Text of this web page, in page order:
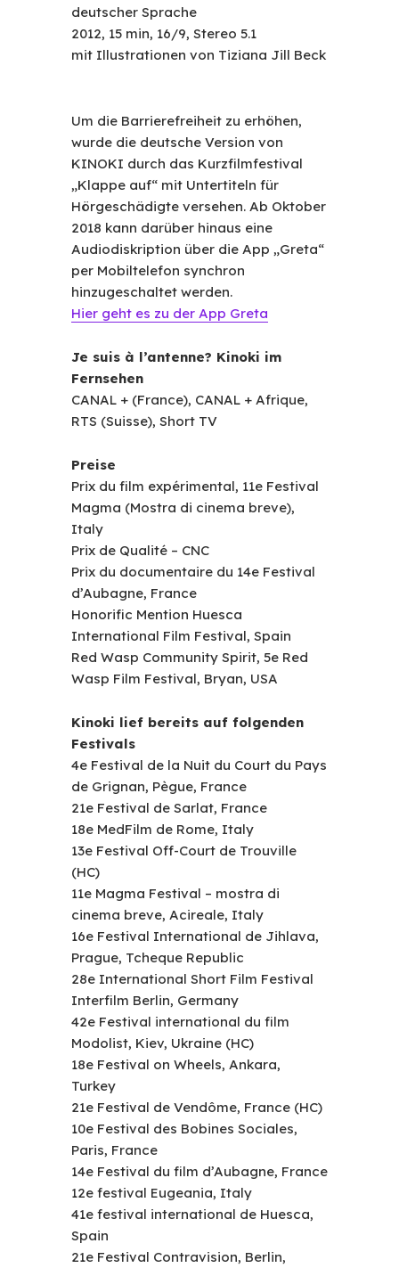
deutscher Sprache
2012, 15 min, 16/9, Stereo 5.1
mit Illustrationen von Tiziana Jill Beck
Um die Barrierefreiheit zu erhöhen,
wurde die deutsche Version von
KINOKI durch das Kurzfilmfestival
„Klappe auf“ mit Untertiteln für
Hörgeschädigte versehen. Ab Oktober
2018 kann darüber hinaus eine
Audiodiskription über die App „Greta“
per Mobiltelefon synchron
hinzugeschaltet werden.
Hier geht es zu der App Greta
Je suis à l’antenne? Kinoki im
Fernsehen
CANAL + (France), CANAL + Afrique,
RTS (Suisse), Short TV
Preise
Prix du film expérimental, 11e Festival
Magma (Mostra di cinema breve),
Italy
Prix de Qualité – CNC
Prix du documentaire du 14e Festival
d’Aubagne, France
Honorific Mention Huesca
International Film Festival, Spain
Red Wasp Community Spirit, 5e Red
Wasp Film Festival, Bryan, USA
Kinoki lief bereits auf folgenden
Festivals
4e Festival de la Nuit du Court du Pays
de Grignan, Pègue, France
21e Festival de Sarlat, France
18e MedFilm de Rome, Italy
13e Festival Off-Court de Trouville
(HC)
11e Magma Festival – mostra di
cinema breve, Acireale, Italy
16e Festival International de Jihlava,
Prague, Tcheque Republic
28e International Short Film Festival
Interfilm Berlin, Germany
42e Festival international du film
Modolist, Kiev, Ukraine (HC)
18e Festival on Wheels, Ankara,
Turkey
21e Festival de Vendôme, France (HC)
10e Festival des Bobines Sociales,
Paris, France
14e Festival du film d’Aubagne, France
12e festival Eugeania, Italy
41e festival international de Huesca,
Spain
21e Festival Contravision, Berlin,